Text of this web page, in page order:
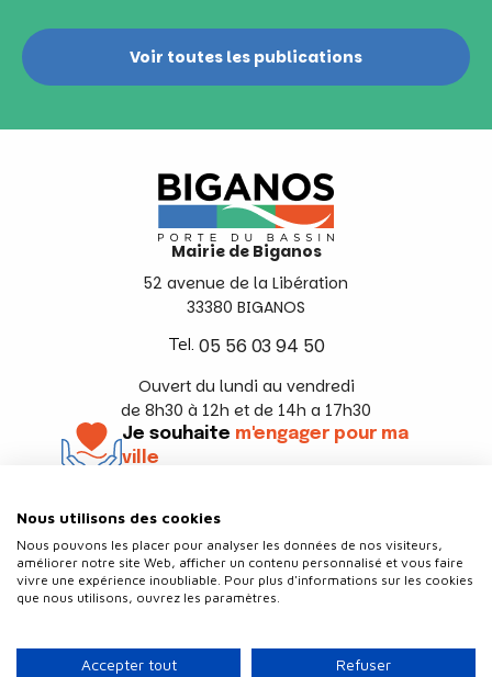
Voir toutes les publications
Mairie de Biganos
52 avenue de la Libération
33380 BIGANOS
Tel. 05 56 03 94 50
Ouvert du lundi au vendredi
de 8h30 à 12h et de 14h a 17h30
Je souhaite m'engager pour ma
ville
Suivez-nous
Politique de confidentialité
Nous utilisons des cookies
Nous pouvons les placer pour analyser les données de nos visiteurs,
améliorer notre site Web, afficher un contenu personnalisé et vous faire
vivre une expérience inoubliable. Pour plus d'informations sur les cookies
que nous utilisons, ouvrez les paramètres.
Accepter tout Refuser